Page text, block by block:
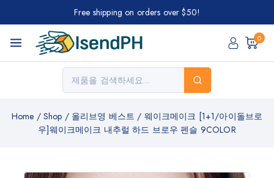
Free shipping on orders over $50!
0
Home / Shop / 올리브영 베스트 / 웨이크메이크 [1+1/아이돌브로
우]웨이크메이크 내추럴 하드 브로우 펜슬 9COLOR